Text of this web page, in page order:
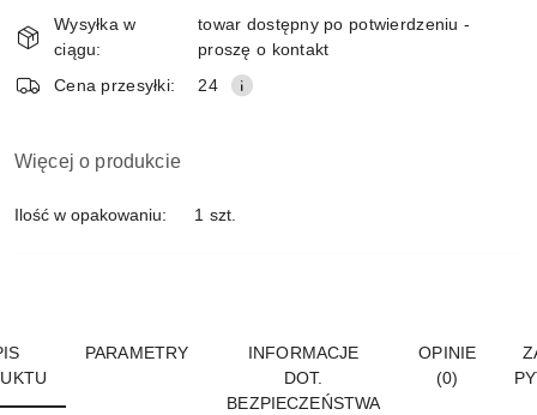
dostawa
Wysyłka w
ciągu:
towar dostępny po potwierdzeniu -
proszę o kontakt
Cena przesyłki:
24
Więcej o produkcie
Ilość w opakowaniu: 1 szt.
PARAMETRY
INFORMACJE
DOT.
BEZPIECZEŃSTWA
OPINIE
(0)